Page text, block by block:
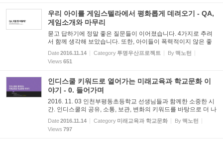
우리 아이를 게임스텔라에서 평화롭게 데려오기 - QA,
게임소개와 마무리
묻고 답하기에 정말 좋은 질문들이 이어졌습니다. 4가지로 추려
서 함께 생각해 보았습니다. 또한, 아이들이 폭력적이지 않은 좋
은 게임을 추천해주면, 충분히 즐거워하며 즐길 줄 압니다.
Date2016.11.14 Category 투명우산프로젝트 By 맥노턴
Views 651
인디스쿨 키워드로 열어가는 미래교육과 학교문화 이
야기 - 0. 들어가며
2016. 11. 03 인천부평동초등학교 선생님들과 함께한 소중한 시
간. 인디스쿨의 공유, 소통, 보관, 변화의 키워드를 바탕으로 더 나
은 학교커뮤니티(학교공동체)의 문화를 만들어가는데 필요한 질
문을 던지는 자리였습니다.
Date2016.11.14 Category 미래교육과 학교문화 By 맥노턴
Views 797